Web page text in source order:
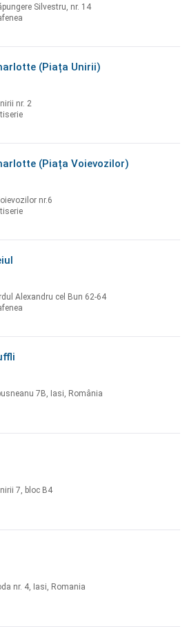
Silvestru, nr. 14
(Piața Unirii)
nr. 2
(Piața Voievozilor)
nr.6
Alexandru cel Bun 62-64
7B, Iasi, România
7, bloc B4
nr. 4, Iasi, Romania